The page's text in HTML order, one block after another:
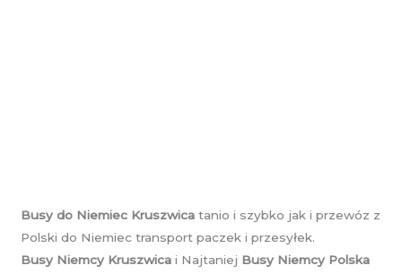
Busy do Niemiec Kruszwica tanio i szybko jak i przewóz z
Polski do Niemiec transport paczek i przesyłek.
Busy Niemcy Kruszwica i Najtaniej Busy Niemcy Polska